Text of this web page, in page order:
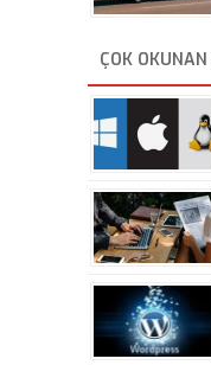
ÇOK